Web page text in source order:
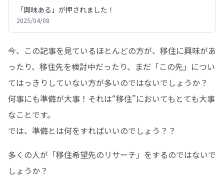
「興味ある」が押されました！
2025/04/08
今、この記事を見ているほとんどの方が、移住に興味があ
ったり、移住先を検討中だったり、まだ「この先」につい
てはっきりしていない方が多いのではないでしょうか？
何事にも準備が大事！それは“移住”においてもとても大事
なことです。
では、準備とは何をすればいいのでしょう？？
多くの人が「移住希望先のリサーチ」をするのではないで
しょうか？